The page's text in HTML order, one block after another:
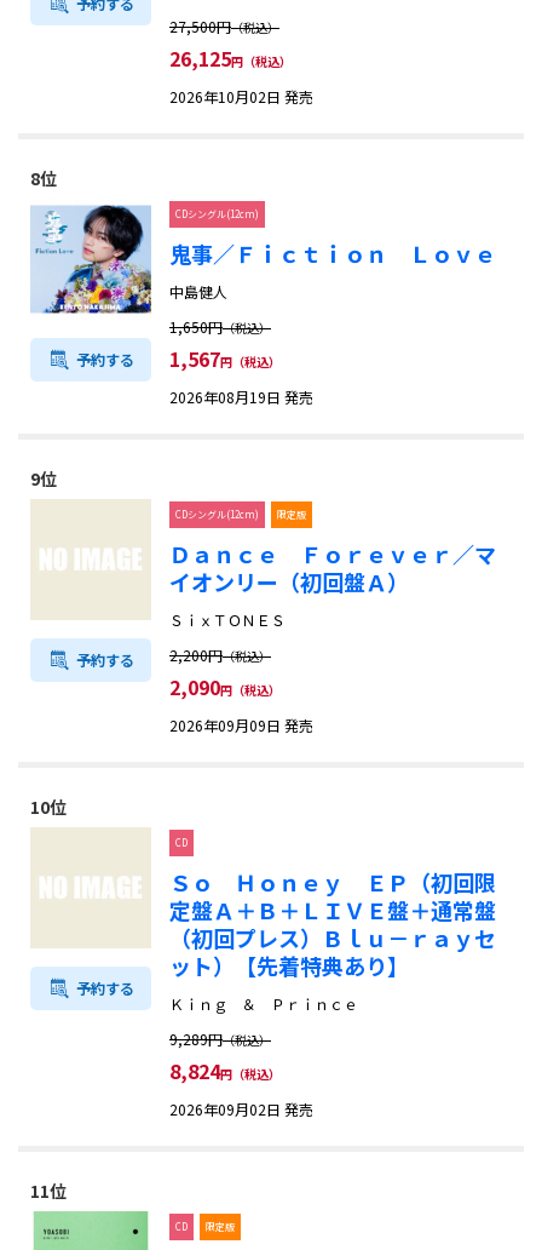
27,500円（税込）
26,125円（税込）
2026年10月02日 発売
8位
予約する
CDシングル(12cm)
鬼事／Ｆｉｃｔｉｏｎ Ｌｏｖｅ
中島健人
1,650円（税込）
1,567円（税込）
2026年08月19日 発売
9位
予約する
CDシングル(12cm) 限定版
Ｄａｎｃｅ Ｆｏｒｅｖｅｒ／マ
イオンリー（初回盤Ａ）
ＳｉｘＴＯＮＥＳ
2,200円（税込）
2,090円（税込）
2026年09月09日 発売
10位
予約する
CD
Ｓｏ Ｈｏｎｅｙ ＥＰ（初回限
定盤Ａ＋Ｂ＋ＬＩＶＥ盤＋通常盤
（初回プレス）Ｂｌｕ－ｒａｙセ
ット）【先着特典あり】
Ｋｉｎｇ ＆ Ｐｒｉｎｃｅ
9,289円（税込）
8,824円（税込）
2026年09月02日 発売
11位
CD 限定版